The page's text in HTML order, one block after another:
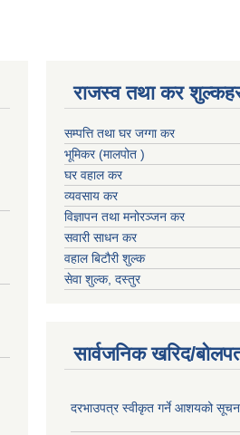
राजस्व तथा कर
सम्पत्ति तथा घर जग्गा कर
भूमिकर (मालपोत )
घर वहाल कर
व्यवसाय कर
विज्ञापन तथा मनोरञ्जन कर
सवारी साधन कर
वहाल बिटौरी शुल्क
सेवा शुल्क, दस्तुर
सार्वजनिक खरिद/
दरभाउपत्र स्वीकृत गर्ने आशयको